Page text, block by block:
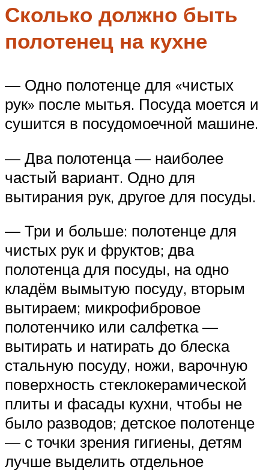
Сколько должно быть
полотенец на кухне
— Одно полотенце для «чистых
рук» после мытья. Посуда моется и
сушится в посудомоечной машине.
— Два полотенца — наиболее
частый вариант. Одно для
вытирания рук, другое для посуды.
— Три и больше: полотенце для
чистых рук и фруктов; два
полотенца для посуды, на одно
кладём вымытую посуду, вторым
вытираем; микрофибровое
полотенчико или салфетка —
вытирать и натирать до блеска
стальную посуду, ножи, варочную
поверхность стеклокерамической
плиты и фасады кухни, чтобы не
было разводов; детское полотенце
— с точки зрения гигиены, детям
лучше выделить отдельное